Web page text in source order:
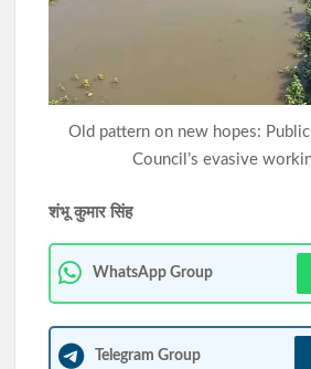
10 अगस्त को विधानसभा घेराव की तैयारी, JPSC-
छात्रों से रांची पहुंचने की अपील की
सिमडेगा के एसडीओ टैक्सी स्टैंड व मार्केट
Old pattern on new hopes:
Council’s evasive
शंभू कुमार सिंह
WhatsApp Group
Telegram Group